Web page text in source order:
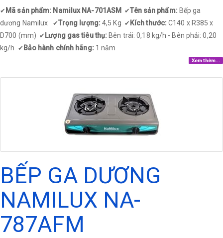
✔ Mã sản phẩm: Namilux NA-701ASM ✔Tên sản phẩm: Bếp ga
dương Namilux
✔Trọng lượng: 4,5 Kg ✔ Kích thước:C140 x R385 x
D700 (mm) ✔ Lượng gas tiêu thụ: Bên trái: 0,18 kg/h - Bên phải: 0,20
kg/h ✔ Bảo hành chính hãng: 1 năm
Xem thêm...
BẾP GA DƯƠNG
NAMILUX NA-
787AFM